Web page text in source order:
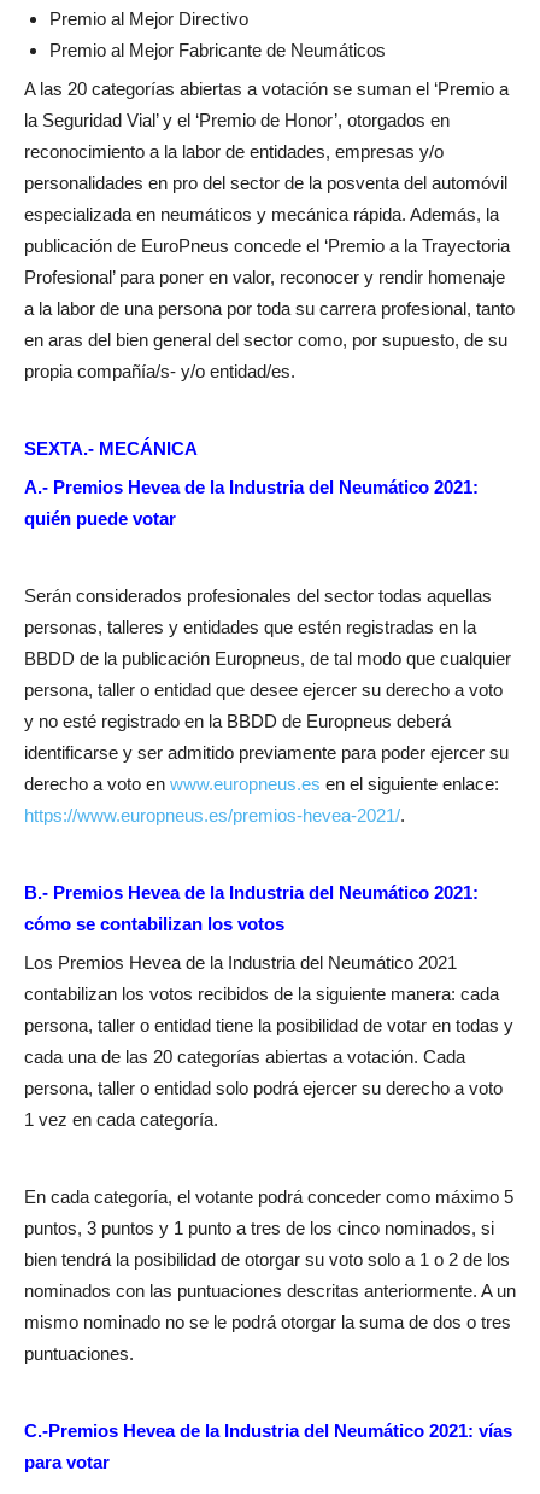
Premio al Mejor Directivo
Premio al Mejor Fabricante de Neumáticos
A las 20 categorías abiertas a votación se suman el ‘Premio a
la Seguridad Vial’ y el ‘Premio de Honor’, otorgados en
reconocimiento a la labor de entidades, empresas y/o
personalidades en pro del sector de la posventa del automóvil
especializada en neumáticos y mecánica rápida. Además, la
publicación de EuroPneus concede el ‘Premio a la Trayectoria
Profesional’ para poner en valor, reconocer y rendir homenaje
a la labor de una persona por toda su carrera profesional, tanto
en aras del bien general del sector como, por supuesto, de su
propia compañía/s- y/o entidad/es.
SEXTA.- MECÁNICA
A.- Premios Hevea de la Industria del Neumático 2021:
quién puede votar
Serán considerados profesionales del sector todas aquellas
personas, talleres y entidades que estén registradas en la
BBDD de la publicación Europneus, de tal modo que cualquier
persona, taller o entidad que desee ejercer su derecho a voto
y no esté registrado en la BBDD de Europneus deberá
identificarse y ser admitido previamente para poder ejercer su
derecho a voto en www.europneus.es en el siguiente enlace:
https://www.europneus.es/premios-hevea-2021/.
B.- Premios Hevea de la Industria del Neumático 2021:
cómo se contabilizan los votos
Los Premios Hevea de la Industria del Neumático 2021
contabilizan los votos recibidos de la siguiente manera: cada
persona, taller o entidad tiene la posibilidad de votar en todas y
cada una de las 20 categorías abiertas a votación. Cada
persona, taller o entidad solo podrá ejercer su derecho a voto
1 vez en cada categoría.
En cada categoría, el votante podrá conceder como máximo 5
puntos, 3 puntos y 1 punto a tres de los cinco nominados, si
bien tendrá la posibilidad de otorgar su voto solo a 1 o 2 de los
nominados con las puntuaciones descritas anteriormente. A un
mismo nominado no se le podrá otorgar la suma de dos o tres
puntuaciones.
C.-Premios Hevea de la Industria del Neumático 2021: vías
para votar